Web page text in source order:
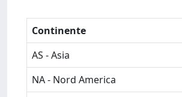
Continente
AS - Asia
NA - Nord America